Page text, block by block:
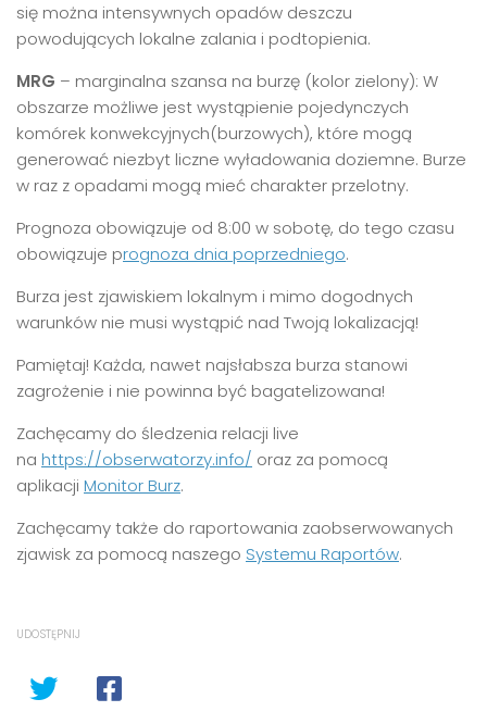
się można intensywnych opadów deszczu
powodujących lokalne zalania i podtopienia.
MRG – marginalna szansa na burzę (kolor zielony): W
obszarze możliwe jest wystąpienie pojedynczych
komórek konwekcyjnych(burzowych), które mogą
generować niezbyt liczne wyładowania doziemne. Burze
w raz z opadami mogą mieć charakter przelotny.
Prognoza obowiązuje od 8:00 w sobotę, do tego czasu
obowiązuje prognoza dnia poprzedniego.
Burza jest zjawiskiem lokalnym i mimo dogodnych
warunków nie musi wystąpić nad Twoją lokalizacją!
Pamiętaj! Każda, nawet najsłabsza burza stanowi
zagrożenie i nie powinna być bagatelizowana!
Zachęcamy do śledzenia relacji live
na https://obserwatorzy.info/ oraz za pomocą
aplikacji Monitor Burz.
Zachęcamy także do raportowania zaobserwowanych
zjawisk za pomocą naszego Systemu Raportów.
UDOSTĘPNIJ